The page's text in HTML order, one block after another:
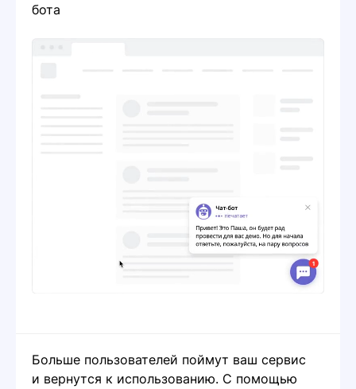
бота
Больше пользователей поймут ваш сервис
и вернутся к использованию. С помощью